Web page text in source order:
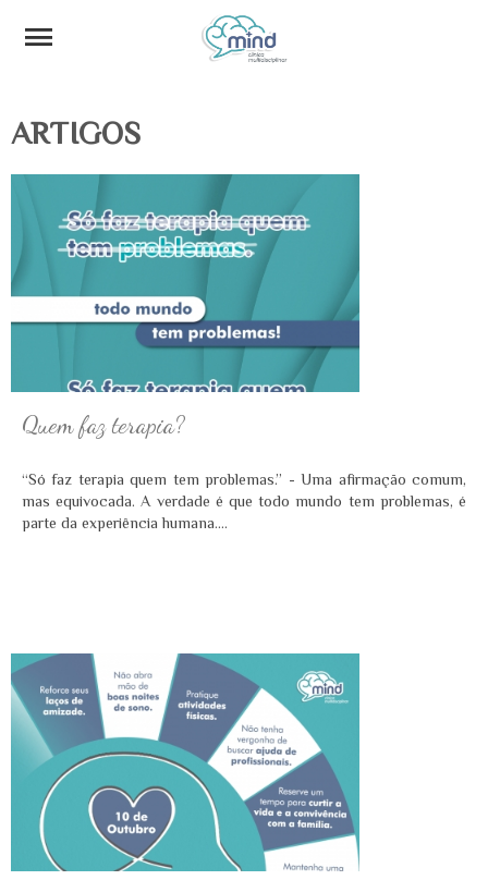
ARTIGOS
Quem faz terapia?
“Só faz terapia quem tem problemas.” - Uma afirmação comum,
mas equivocada. A verdade é que todo mundo tem problemas, é
parte da experiência humana....